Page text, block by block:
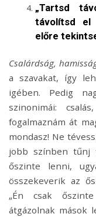
„Tartsd
távolítsd el
előre
Csalárdság,
a szavakat, így
igében. Pedig
szinonimái:
fogalmaznám át
mondasz! Ne
jobb színben tűnj
őszinte lenni,
összekeverik az
„Én csak
átgázolnak mások